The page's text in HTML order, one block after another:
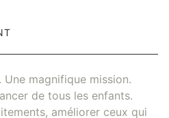
Une magnifique mission.
de tous les enfants.
améliorer ceux qui